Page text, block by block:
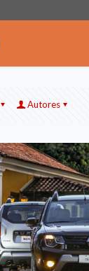
Autores